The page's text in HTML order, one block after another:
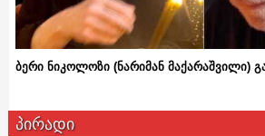
ბერი ნიკოლოზი (ნარიმან მაქარაშვილი)
პირადი